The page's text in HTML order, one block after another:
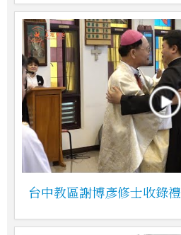
台中教區謝博彥修士收錄禮